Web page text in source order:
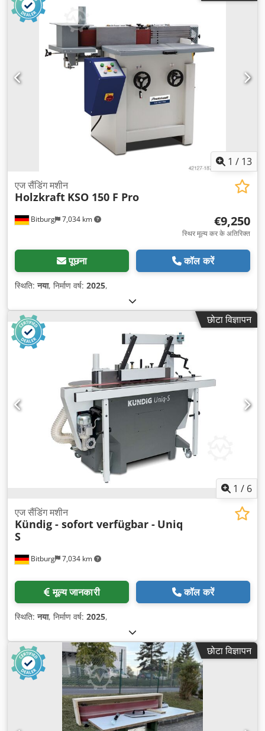
1 / 13
Bitburg 7,034 km
एज सैंडिंग मशीन
Holzkraft KSO 150 F Pro
€9,250
स्थिर मूल्य कर के अतिरिक्त
पूछना कॉल करें
स्थिति:नया, निर्माण वर्ष: 2025,
छोटा विज्ञापन
1 / 6
Bitburg 7,034 km
एज सैंडिंग मशीन
Kündig - sofort verfügbar - Uniq
S
मूल्य जानकारी कॉल करें
स्थिति:नया, निर्माण वर्ष: 2025,
छोटा विज्ञापन